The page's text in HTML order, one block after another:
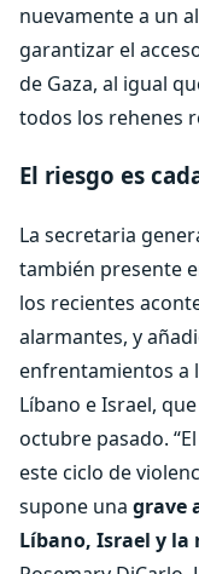
nuevamente a un
garantizar el
de Gaza, al igual
todos los rehenes
El riesgo es
La secretaria
también presente
los recientes
alarmantes, y
enfrentamientos a
Líbano e Israel,
octubre pasado.
este ciclo de
supone una grave
Líbano, Israel y la